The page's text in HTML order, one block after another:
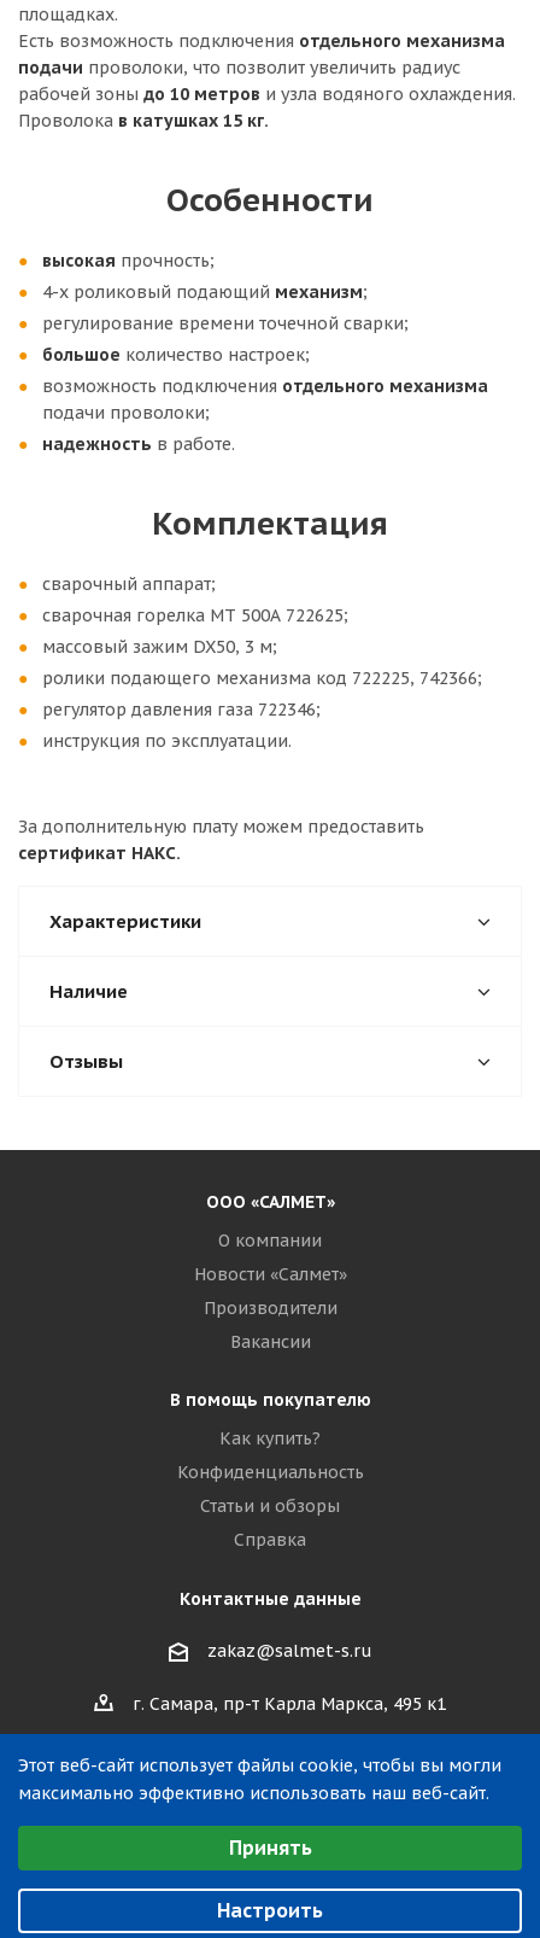
площадках.
Есть возможность подключения отдельного механизма
подачи проволоки, что позволит увеличить радиус
рабочей зоны до 10 метров и узла водяного охлаждения.
Проволока в катушках 15 кг.
Особенности
высокая прочность;
4-х роликовый подающий механизм;
регулирование времени точечной сварки;
большое количество настроек;
возможность подключения отдельного механизма
подачи проволоки;
надежность в работе.
Комплектация
сварочный аппарат;
сварочная горелка МТ 500А 722625;
массовый зажим DX50, 3 м;
ролики подающего механизма код 722225, 742366;
регулятор давления газа 722346;
инструкция по эксплуатации.
За дополнительную плату можем предоставить
сертификат НАКС.
Характеристики
Наличие
Отзывы
ООО «САЛМЕТ»
О компании
Новости «Салмет»
Производители
Вакансии
В помощь покупателю
Как купить?
Конфиденциальность
Статьи и обзоры
Справка
Контактные данные
zakaz@salmet-s.ru
г. Самара, пр-т Карла Маркса, 495 к1
2019—2026 © ООО «САЛМЕТ». Все права защищены.
Этот веб-сайт использует файлы cookie, чтобы вы могли
максимально эффективно использовать наш веб-сайт.
Выберите настройки cookie
Аналитические/Функциональные
Принять
Настроить